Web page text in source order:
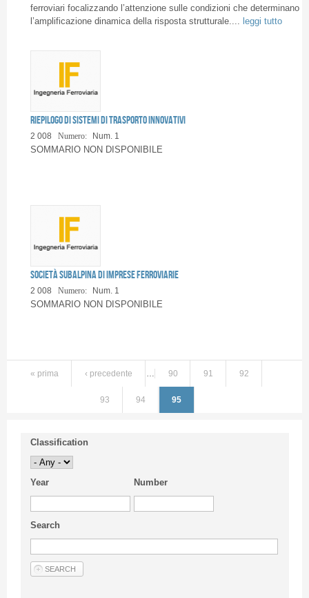
ferroviari focalizzando l’attenzione sulle condizioni che determinano
l’amplificazione dinamica della risposta strutturale.... leggi tutto
Riepilogo di sistemi di trasporto innovativi
2 008 Numero: Num. 1
SOMMARIO NON DISPONIBILE
Società subalpina di imprese ferroviarie
2 008 Numero: Num. 1
SOMMARIO NON DISPONIBILE
« prima ‹ precedente … 90 91 92
93 94 95
Classification
Year Number
Search